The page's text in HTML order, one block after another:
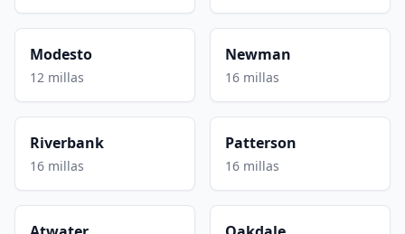
Modesto
12 millas
Newman
16 millas
Riverbank
16 millas
Patterson
16 millas